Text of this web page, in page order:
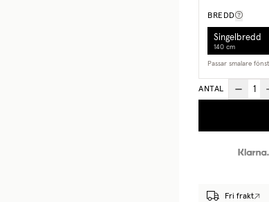
BREDD
Singelbredd
140 cm
Passar smalare
ANTAL
Fri frakt